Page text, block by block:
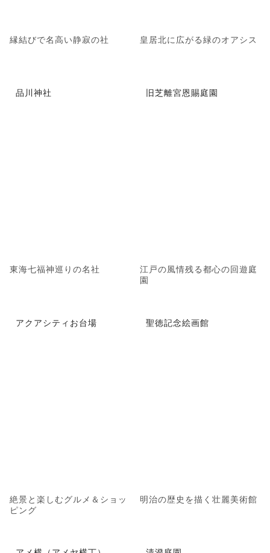
縁結びで名高い静寂の社 皇居北に広がる緑のオアシス
品川神社
東海七福神巡りの名社
旧芝離宮恩賜庭園
江戸の風情残る都心の回遊庭
園
アクアシティお台場
絶景と楽しむグルメ＆ショッ
ピング
聖徳記念絵画館
明治の歴史を描く壮麗美術館